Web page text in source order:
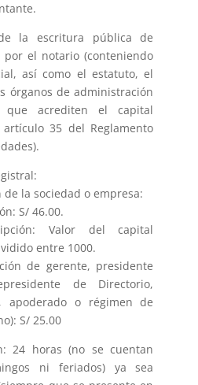
la escritura pública de
el notario (conteniendo
así como el estatuto, el
órganos de administración
que acrediten el capital
35 del Reglamento
de la sociedad o empresa:
S/ 46.00.
Valor del capital
entre 1000.
de gerente, presidente
de Directorio,
apoderado o régimen de
S/ 25.00
24 horas (no se cuentan
ni feriados) ya sea